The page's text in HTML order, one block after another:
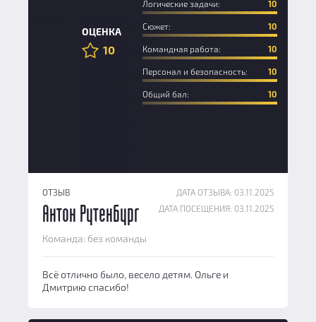
ОЦЕНКА
10
Логические задачи: 10
Сюжет: 10
Командная работа: 10
Персонал и безопасность: 10
Общий бал: 10
ОТЗЫВ
ДАТА ОТЗЫВА: 03.11.2025
ДАТА ПОСЕЩЕНИЯ: 03.11.2025
Антон Рутенбург
Команда: без команды
Всё отлично было, весело детям. Ольге и
Дмитрию спасибо!